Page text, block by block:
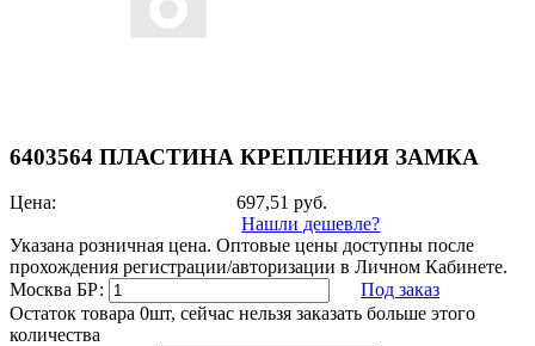
6403564 ПЛАСТИНА КРЕПЛЕНИЯ ЗАМКА
Цена: 697,51руб.
Нашли дешевле?
Указана розничная цена. Оптовые цены доступны после
прохождения регистрации/авторизации в Личном Кабинете.
Москва БР:
Под заказ
Остаток товара 0шт, сейчас нельзя заказать больше этого
количества